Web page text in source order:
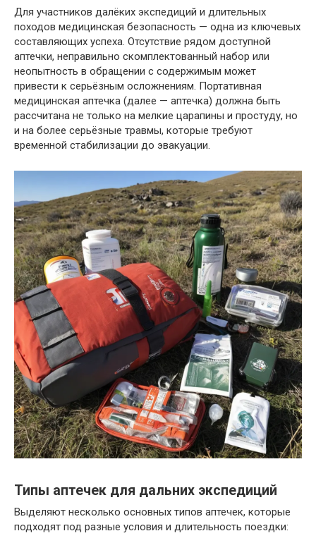
Для участников далёких экспедиций и длительных
походов медицинская безопасность — одна из ключевых
составляющих успеха. Отсутствие рядом доступной
аптечки, неправильно скомплектованный набор или
неопытность в обращении с содержимым может
привести к серьёзным осложнениям. Портативная
медицинская аптечка (далее — аптечка) должна быть
рассчитана не только на мелкие царапины и простуду, но
и на более серьёзные травмы, которые требуют
временной стабилизации до эвакуации.
Типы аптечек для дальних экспедиций
Выделяют несколько основных типов аптечек, которые
подходят под разные условия и длительность поездки: